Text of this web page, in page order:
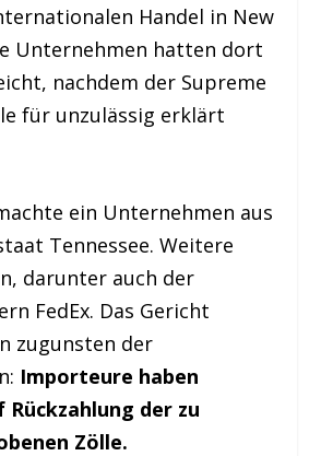
Handel in New
Unternehmen hatten dort
nachdem der Supreme
für unzulässig erklärt
ein Unternehmen aus
Tennessee. Weitere
darunter auch der
FedEx. Das Gericht
zugunsten der
Importeure haben
Rückzahlung der zu
Zölle.